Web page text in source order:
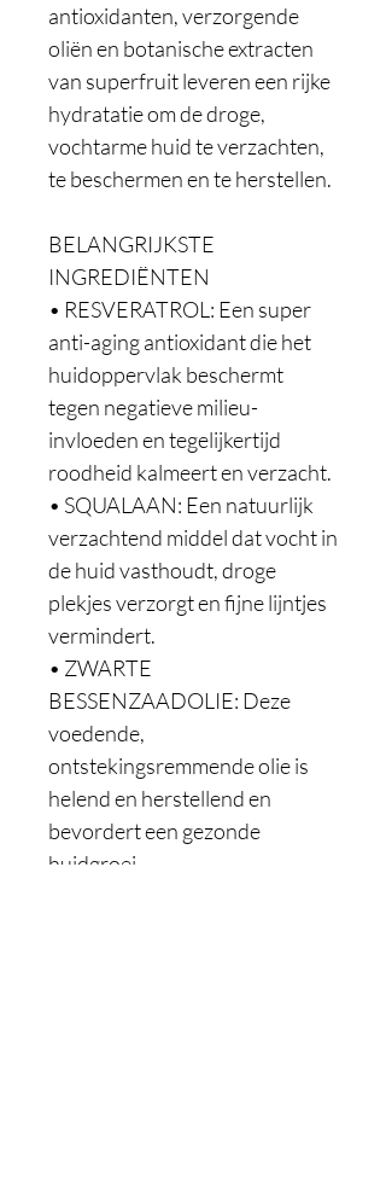
antioxidanten, verzorgende
oliën en botanische extracten
van superfruit leveren een rijke
hydratatie om de droge,
vochtarme huid te verzachten,
te beschermen en te herstellen.
BELANGRIJKSTE
INGREDIËNTEN
• RESVERATROL: Een super
anti-aging antioxidant die het
huidoppervlak beschermt
tegen negatieve milieu-
invloeden en tegelijkertijd
roodheid kalmeert en verzacht.
• SQUALAAN: Een natuurlijk
verzachtend middel dat vocht in
de huid vasthoudt, droge
plekjes verzorgt en fijne lijntjes
vermindert.
• ZWARTE
BESSENZAADOLIE: Deze
voedende,
ontstekingsremmende olie is
helend en herstellend en
bevordert een gezonde
huidgroei.